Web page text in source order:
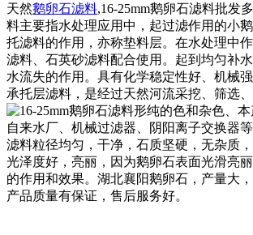
天然鹅卵石滤料,16-25mm鹅卵石滤料批发
料主要指水处理应用中，起过滤作用的小
托滤料的作用，亦称垫料层。在水处理中
滤料、石英砂滤料配合使用。起到均匀补
水流失的作用。具有化学稳定性好、机械
承托层滤料，是经过天然河流采挖、筛选
形纯的色和杂色、
自来水厂、机械过滤器、阴阳离子交换器
滤料粒径均匀，干净，石质坚硬，无杂质
光泽度好，亮丽，因为鹅卵石表面光滑亮
的作用和效果。湖北襄阳鹅卵石，产量大
产品质量有保证，售后服务好。